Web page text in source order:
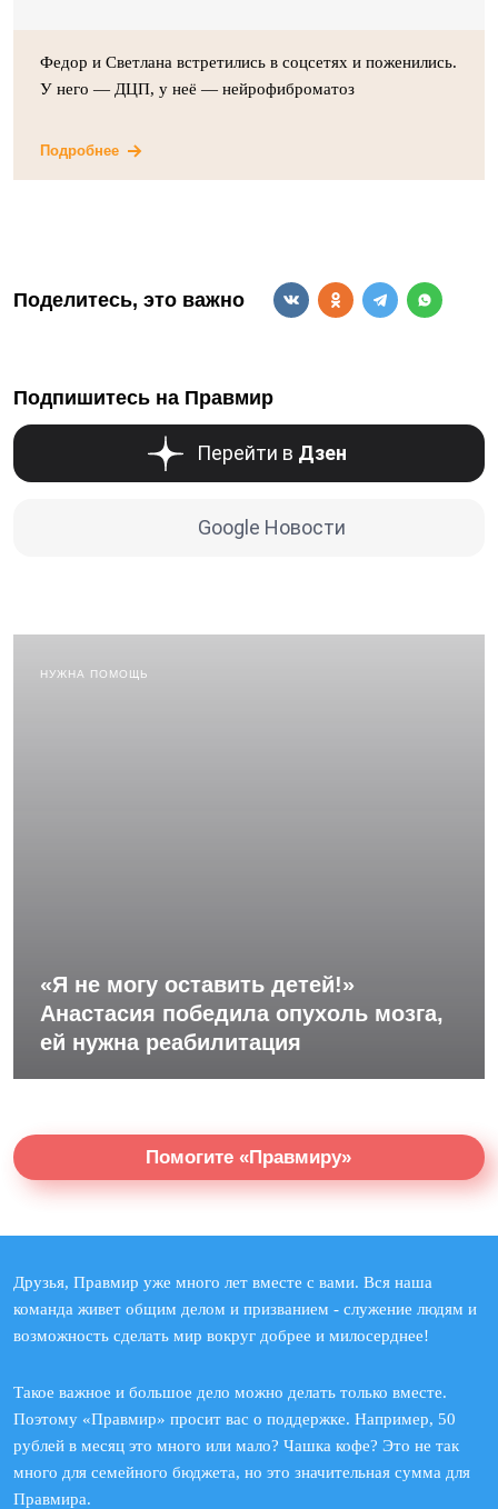
Федор и Светлана встретились в соцсетях и поженились.
У него — ДЦП, у неё — нейрофиброматоз
Подробнее
Поделитесь, это важно
Подпишитесь на Правмир
Перейти в Дзен
Google Новости
НУЖНА ПОМОЩЬ
«Я не могу оставить детей!»
Анастасия победила опухоль мозга,
ей нужна реабилитация
Помогите «Правмиру»
Друзья, Правмир уже много лет вместе с вами. Вся наша
команда живет общим делом и призванием - служение людям и
возможность сделать мир вокруг добрее и милосерднее!
Такое важное и большое дело можно делать только вместе.
Поэтому «Правмир» просит вас о поддержке. Например, 50
рублей в месяц это много или мало? Чашка кофе? Это не так
много для семейного бюджета, но это значительная сумма для
Правмира.